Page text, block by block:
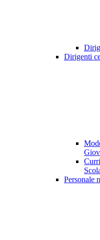
Dirigenti
Personale